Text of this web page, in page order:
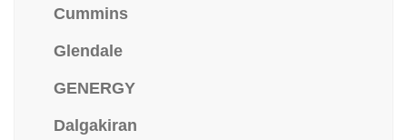
Cummins
Glendale
GENERGY
Dalgakiran